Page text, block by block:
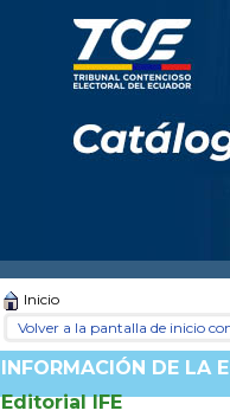
Inicio
Volver a la pantalla de inicio
INFORMACIÓN DE LA
Editorial IFE